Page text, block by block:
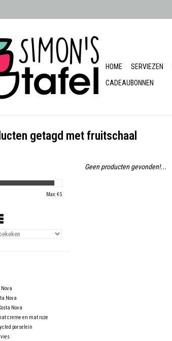
HOME SERVIEZEN
CADEAUBONNEN
getagd met fruitschaal
Max: €5
Nova
Nova
creme en mat roze
porselein
Geen producten gevonden!...